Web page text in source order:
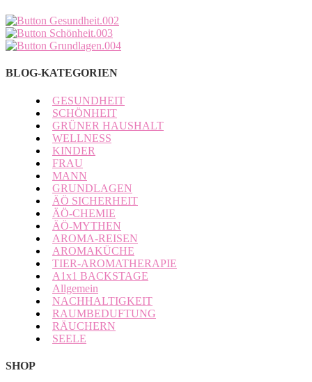
BLOG-KATEGORIEN
GESUNDHEIT
SCHÖNHEIT
GRÜNER HAUSHALT
WELLNESS
KINDER
FRAU
MANN
GRUNDLAGEN
ÄÖ SICHERHEIT
ÄÖ-CHEMIE
ÄÖ-MYTHEN
AROMA-REISEN
AROMAKÜCHE
TIER-AROMATHERAPIE
A1x1 BACKSTAGE
Allgemein
NACHHALTIGKEIT
RAUMBEDUFTUNG
RÄUCHERN
SEELE
SHOP